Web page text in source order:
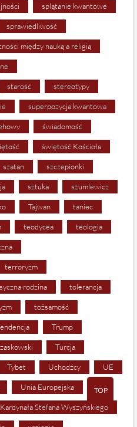
splątanie kwantowe
sprawiedliwość
między nauką a religią
starość stereotypy
superpozycja kwantowa
świadomość
świętość Kościoła
szatan szczepionki
sztuka szumlewicz
Tajwan taniec
teodycea teologia
terroryzm
rodzina tolerancja
tożsamość
Trump
Turcja
Tybet Uchodźcy UE
Unia Europejska
Stefana Wyszyńskiego
TOP